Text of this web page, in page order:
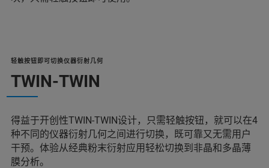
轻触按钮即可切换仪器衍射几何
TWIN-TWIN
得益于开创性TWIN-TWIN设计，只需轻触按钮，就可以在4
种不同的仪器衍射几何之间进行切换，既可靠又无需用户
干预。体验从经典粉末衍射应用轻松切换到非晶和多晶薄
膜分析。